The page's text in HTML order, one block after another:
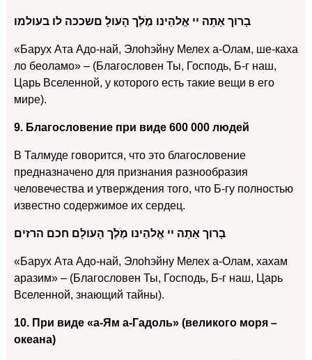
בָרוך אַתָה יי אֱלהֵינו מֶׁלֶׁך הָעולָ םשככה לו בעולמו
«Барух Ата Адо-най, Элоhэйну Мелех а-Олам, ше-каха
ло беоламо» – (Благословен Ты, Господь, Б-г наш,
Царь Вселенной, у которого есть такие вещи в его
мире).
9. Благословение при виде 600 000 людей
В Талмуде говорится, что это благословение
предназначено для признания разнообразия
человечества и утверждения того, что Б-гу полностью
известно содержимое их сердец.
בָרוך אַתָה יי אֱלהֵינו מֶׁלֶׁך הָעולָם חכם הרזים
«Барух Ата Адо-най, Элоhэйну Мелех а-Олам, хахам
аразим» – (Благословен Ты, Господь, Б-г наш, Царь
Вселенной, знающий тайны).
10. При виде «а-Ям а-Гадоль» (великого моря –
океана)